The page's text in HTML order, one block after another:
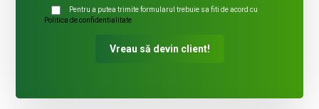
Pentru a putea trimite formularul trebuie sa fiti de acord cu
Politica de confidentialitate
Vreau să devin client!